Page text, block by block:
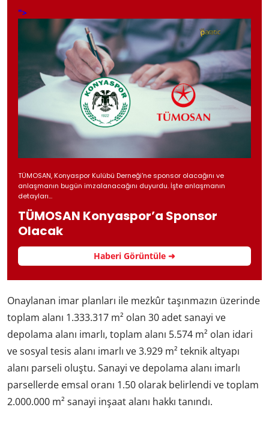
">
TÜMOSAN, Konyaspor Kulübü Derneği'ne sponsor olacağını ve
anlaşmanın bugün imzalanacağını duyurdu. İşte anlaşmanın
detayları...
TÜMOSAN Konyaspor’a Sponsor
Olacak
Haberi Görüntüle ➜
Onaylanan imar planları ile mezkûr taşınmazın üzerinde
toplam alanı 1.333.317 m² olan 30 adet sanayi ve
depolama alanı imarlı, toplam alanı 5.574 m² olan idari
ve sosyal tesis alanı imarlı ve 3.929 m² teknik altyapı
alanı parseli oluştu. Sanayi ve depolama alanı imarlı
parsellerde emsal oranı 1.50 olarak belirlendi ve toplam
2.000.000 m² sanayi inşaat alanı hakkı tanındı.